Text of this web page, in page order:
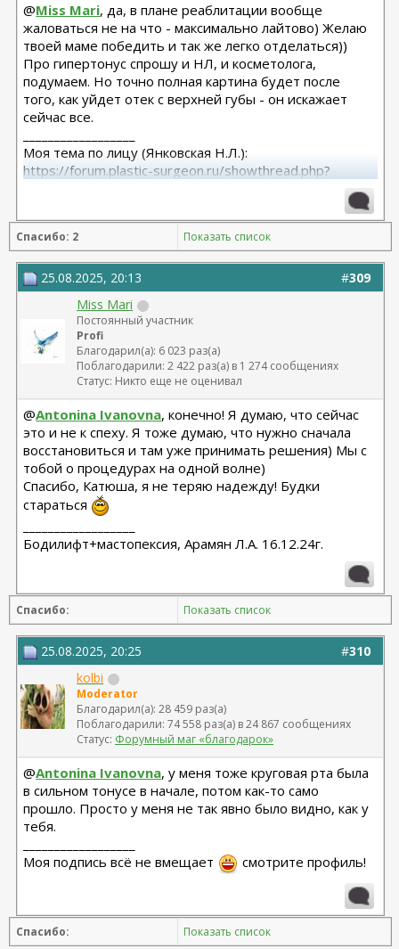
@Miss Mari, да, в плане реаблитации вообще
жаловаться не на что - максимально лайтово) Желаю
твоей маме победить и так же легко отделаться))
Про гипертонус спрошу и НЛ, и косметолога,
подумаем. Но точно полная картина будет после
того, как уйдет отек с верхней губы - он искажает
сейчас все.
Моя тема по лицу (Янковская Н.Л.):
https://forum.plastic-surgeon.ru/showthread.php?
Моя тема по телу (Арамян Л.А.): https://forum.plastic-
surgeon.ru/showthread.php?t=25304
Спасибо: 2 Показать список
#309
25.08.2025, 20:13
Miss Mari
Постоянный участник
Profi
Благодарил(а): 6 023 раз(а)
Поблагодарили: 2 422 раз(а) в 1 274 сообщениях
Статус: Никто еще не оценивал
@Antonina Ivanovna, конечно! Я думаю, что сейчас
это и не к спеху. Я тоже думаю, что нужно сначала
восстановиться и там уже принимать решения) Мы с
тобой о процедурах на одной волне)
Спасибо, Катюша, я не теряю надежду! Будки
стараться
Бодилифт+мастопексия, Арамян Л.А. 16.12.24г.
Спасибо: Показать список
#310
25.08.2025, 20:25
kolbi
Moderator
Благодарил(а): 28 459 раз(а)
Поблагодарили: 74 558 раз(а) в 24 867 сообщениях
Статус: Форумный маг «благодарок»
@Antonina Ivanovna, у меня тоже круговая рта была
в сильном тонусе в начале, потом как-то само
прошло. Просто у меня не так явно было видно, как у
тебя.
Моя подпись всё не вмещает
смотрите профиль!
Спасибо: Показать список